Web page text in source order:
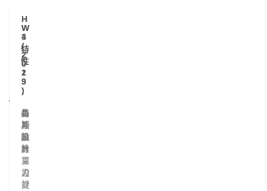
特
性
H
W
3
(
2
0
1
9
)
H
W
4
(
2
0
2
3
)
晶
片
設
計
特
斯
拉
自
主
設
計
每
顆
晶
片
算
力
提